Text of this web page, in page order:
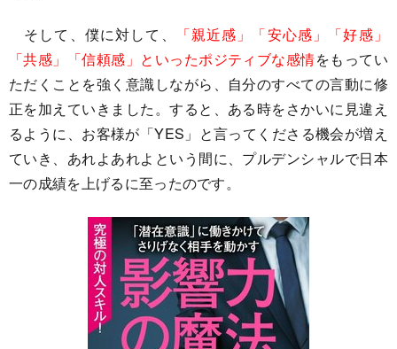
そして、僕に対して、
「親近感」「安心感」「好感」
「共感」「信頼感」といったポジティブな感情をもってい
ただくことを強く意識しながら、自分のすべての言動に修
正を加えていきました。すると、ある時をさかいに見違え
るように、お客様が「YES」と言ってくださる機会が増え
ていき、あれよあれよという間に、プルデンシャルで日本
一の成績を上げるに至ったのです。